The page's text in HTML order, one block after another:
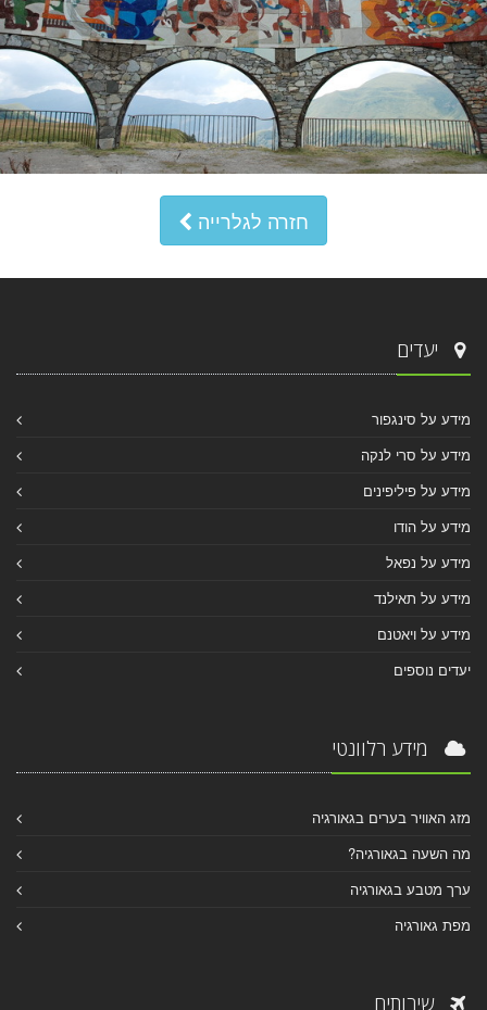
חזרה לגלרייה
יעדים
מידע על סינגפור
מידע על סרי לנקה
מידע על פיליפינים
מידע על הודו
מידע על נפאל
מידע על תאילנד
מידע על ויאטנם
יעדים נוספים
מידע רלוונטי
מזג האוויר בערים בגאורגיה
מה השעה בגאורגיה?
ערך מטבע בגאורגיה
מפת גאורגיה
שירותים